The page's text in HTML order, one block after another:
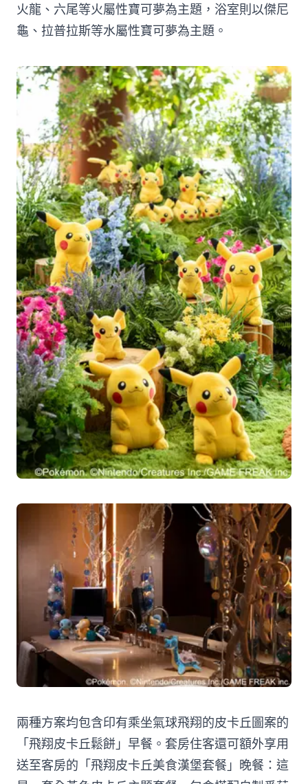
火龍、六尾等火屬性寶可夢為主題，浴室則以傑尼
龜、拉普拉斯等水屬性寶可夢為主題。
兩種方案均包含印有乘坐氣球飛翔的皮卡丘圖案的
「飛翔皮卡丘鬆餅」早餐。套房住客還可額外享用
送至客房的「飛翔皮卡丘美食漢堡套餐」晚餐：這